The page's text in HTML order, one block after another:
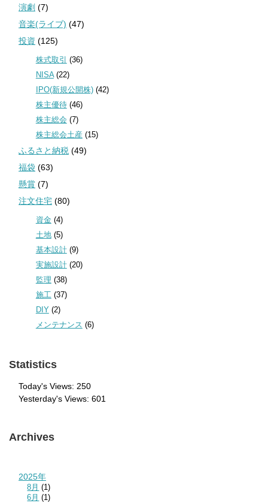
演劇 (7)
音楽(ライブ) (47)
投資 (125)
株式取引
(36)
NISA(22)
IPO(新規公開株)(42)
株主優待(46)
株主総会 (7)
株主総会土産 (15)
ふるさと納税 (49)
福袋 (63)
懸賞 (7)
注文住宅 (80)
資金(4)
土地(5)
基本設計(9)
実施設計(20)
監理 (38)
施工(37)
DIY(2)
メンテナンス (6)
Statistics
Today's Views: 250
Yesterday's Views: 601
Archives
2025年
8月 (1)
6月 (1)